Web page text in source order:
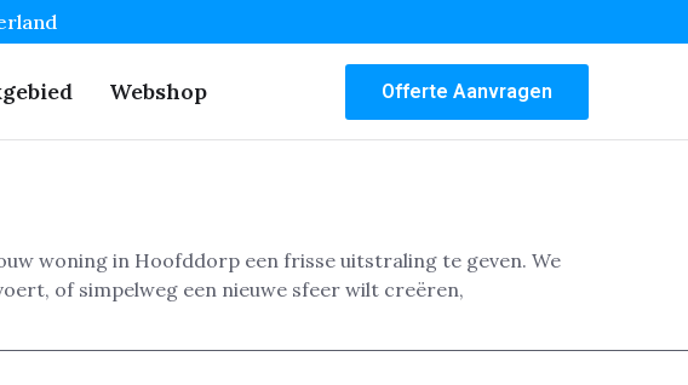
Webshop Offerte Aanvragen
woning in Hoofddorp een frisse uitstraling te geven. We
of simpelweg een nieuwe sfeer wilt creëren,